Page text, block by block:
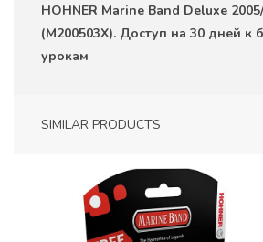
HOHNER Marine Band Deluxe
(M200503X). Доступ на 30 дней к
урокам
SIMILAR PRODUCTS